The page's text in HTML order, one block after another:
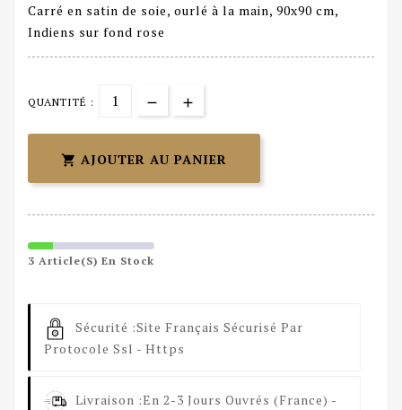
Carré en satin de soie, ourlé à la main, 90x90 cm,
Indiens sur fond rose
QUANTITÉ :
 AJOUTER AU PANIER
3 Article(s) En Stock
Sécurité :Site Français Sécurisé Par
Protocole Ssl - Https
Livraison :En 2-3 Jours Ouvrés (France) -